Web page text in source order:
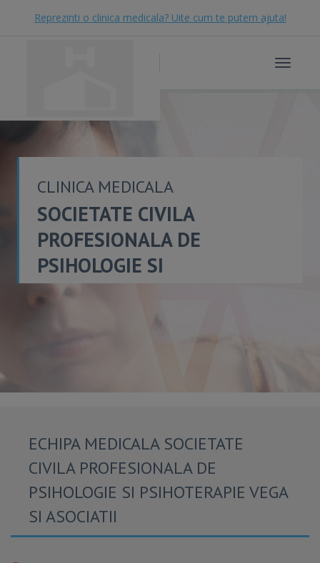
Reprezinti o clinica medicala? Uite cum te putem ajuta!
Toggle
CLINICA MEDICALA
SOCIETATE CIVILA
PROFESIONALA DE
PSIHOLOGIE SI
PSIHOTERAPIE VEGA S...
ECHIPA MEDICALA SOCIETATE
CIVILA PROFESIONALA DE
PSIHOLOGIE SI PSIHOTERAPIE VEGA
SI ASOCIATII